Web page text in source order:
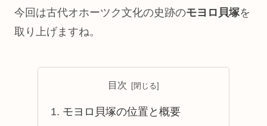
今回は古代オホーツク文化の史跡のモヨロ貝塚を
取り上げますね。
目次
モヨロ貝塚の位置と概要